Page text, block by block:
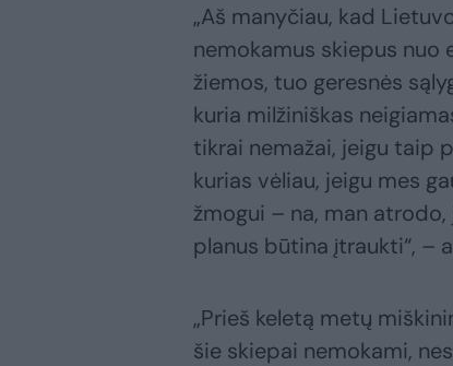
„Aš manyčiau, kad
nemokamus skiepus nuo
žiemos, tuo geresnės
kuria milžiniškas
tikrai nemažai, jeigu taip
kurias vėliau, jeigu mes
žmogui – na, man
planus būtina įtraukti“, –
„Prieš keletą metų
šie skiepai nemokami,